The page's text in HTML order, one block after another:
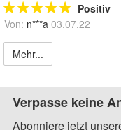
Positiv
Von: n***a 03.07.22
Mehr...
Verpasse keine
Abonniere jetzt